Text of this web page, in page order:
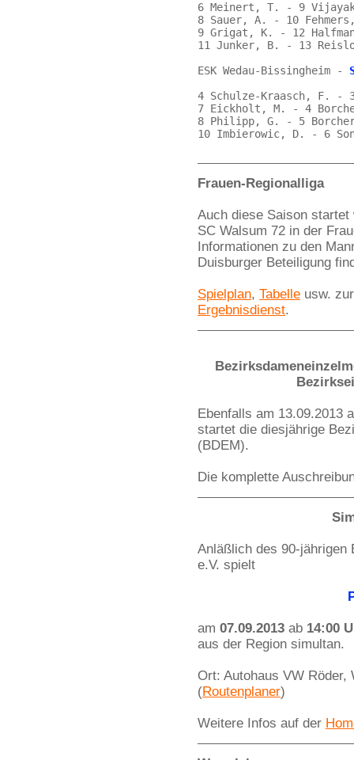
6 Meinert, T. - 9
8 Sauer, A. - 10
9 Grigat, K. - 12
11 Junker, B. - 13
ESK Wedau-Bissingheim -
4 Schulze-Kraasch, F. -
7 Eickholt, M. - 4
8 Philipp, G. - 5
Frauen-Regionalliga
Auch diese Saison
SC Walsum 72 in der
Informationen zu den
Duisburger Beteiligung
Spielplan, Tabelle usw.
Ergebnisdienst.
Ebenfalls am 13.09.2013
startet die diesjährige
(BDEM).
Die komplette
Anläßlich des 90-jährigen
e.V. spielt
am 07.09.2013 ab 14:00
aus der Region simultan.
Ort: Autohaus VW
(Routenplaner)
Weitere Infos auf der